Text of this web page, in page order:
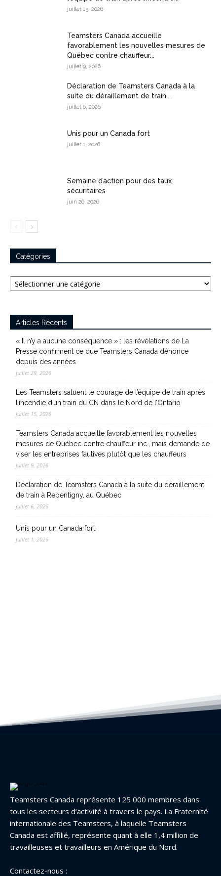
juillet 15, 2026
Teamsters Canada accueille
favorablement les nouvelles mesures de
Québec contre chauffeur...
juillet 9, 2026
Déclaration de Teamsters Canada à la
suite du déraillement de train...
juillet 6, 2026
Unis pour un Canada fort
juillet 1, 2026
Semaine d’action pour des taux
sécuritaires
juin 26, 2026
Catégories
Catégories
Articles Récents
« Il n’y a aucune conséquence » : les révélations de La
Presse confirment ce que Teamsters Canada dénonce
depuis des années
juillet 29, 2026
Les Teamsters saluent le courage de l’équipe de train après
l’incendie d’un train du CN dans le Nord de l’Ontario
juillet 15, 2026
Teamsters Canada accueille favorablement les nouvelles
mesures de Québec contre chauffeur inc., mais demande de
viser les entreprises fautives plutôt que les chauffeurs
juillet 9, 2026
Déclaration de Teamsters Canada à la suite du déraillement
de train à Repentigny, au Québec
juillet 6, 2026
Unis pour un Canada fort
juillet 1, 2026
Teamsters Canada représente 125 000 membres dans
tous les secteurs d’activité à travers le pays. La Fraternité
internationale des Teamsters, à laquelle Teamsters
Canada est affilié, représente quant à elle 1,4 million de
travailleuses et travailleurs en Amérique du Nord.
Contactez-nous :